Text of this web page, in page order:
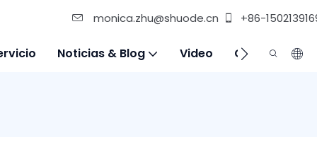
monica.zhu@shuode.cn +86-
Noticias & Blog Video Contáctenos